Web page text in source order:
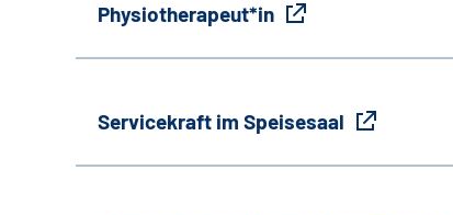
Physiotherapeut*in
Servicekraft im Speisesaal